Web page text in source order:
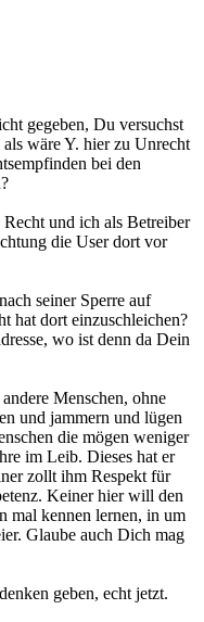
gegeben, Du versuchst
wäre Y. hier zu Unrecht
bei den
und ich als Betreiber
die User dort vor
seiner Sperre auf
hat dort einzuschleichen?
wo ist denn da Dein
Menschen, ohne
und jammern und lügen
die mögen weniger
im Leib. Dieses hat er
zollt ihm Respekt für
Keiner hier will den
mal kennen lernen, in um
Glaube auch Dich mag
geben, echt jetzt.